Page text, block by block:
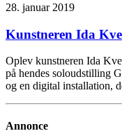
28. januar 2019
Kunstneren Ida
Oplev kunstneren Ida
på hendes soloudstilling
og en digital installation,
Annonce